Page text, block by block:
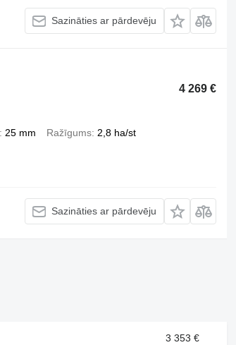
Sazināties ar pārdevēju
4 269 €
25 mm Ražīgums 2,8 ha/st
Sazināties ar pārdevēju
3 353 €